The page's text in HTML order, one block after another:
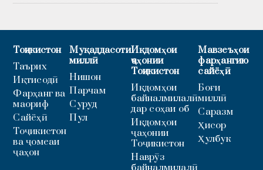
Тоҷикистон
Таърих
Иқтисодӣ
Фарҳанг ва
маориф
Сайёҳӣ
Тоҷикистон
ва ҷомеаи
ҷаҳон
Муқаддасоти
миллӣ
Нишон
Парчам
Суруд
Пул
Иқдомҳои
ҷаҳонии
Тоҷикистон
Иқдомҳои
байналмилалӣ
дар соҳаи об
Иқдомҳои
ҷаҳонии
Тоҷикистон
Наврӯз
Мавзеъҳои
фарҳангию
сайёҳӣ
Боғи
миллӣ
Саразм
Ҳисор
Ҳулбук